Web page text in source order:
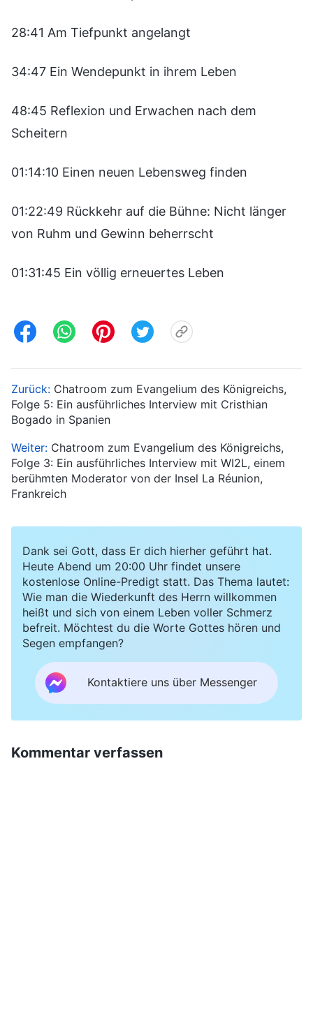
28:41 Am Tiefpunkt angelangt
34:47 Ein Wendepunkt in ihrem Leben
48:45 Reflexion und Erwachen nach dem
Scheitern
01:14:10 Einen neuen Lebensweg finden
01:22:49 Rückkehr auf die Bühne: Nicht länger
von Ruhm und Gewinn beherrscht
01:31:45 Ein völlig erneuertes Leben
Zurück: Chatroom zum Evangelium des Königreichs,
Folge 5: Ein ausführliches Interview mit Cristhian
Bogado in Spanien
Weiter: Chatroom zum Evangelium des Königreichs,
Folge 3: Ein ausführliches Interview mit WI2L, einem
berühmten Moderator von der Insel La Réunion,
Frankreich
Dank sei Gott, dass Er dich hierher geführt hat.
Heute Abend um 20:00 Uhr findet unsere
kostenlose Online-Predigt statt. Das Thema lautet:
Wie man die Wiederkunft des Herrn willkommen
heißt und sich von einem Leben voller Schmerz
befreit. Möchtest du die Worte Gottes hören und
Segen empfangen?
Kontaktiere uns über Messenger
Kommentar verfassen